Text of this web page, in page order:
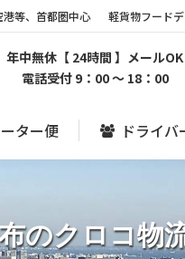
等、首都圏中心 軽貨物フード
年中無休【 24時間 】メールOK
電話受付 9：00 ～ 18：00
ター便 ドライ
のクロコ物
You are here:
ター便 ドライバ